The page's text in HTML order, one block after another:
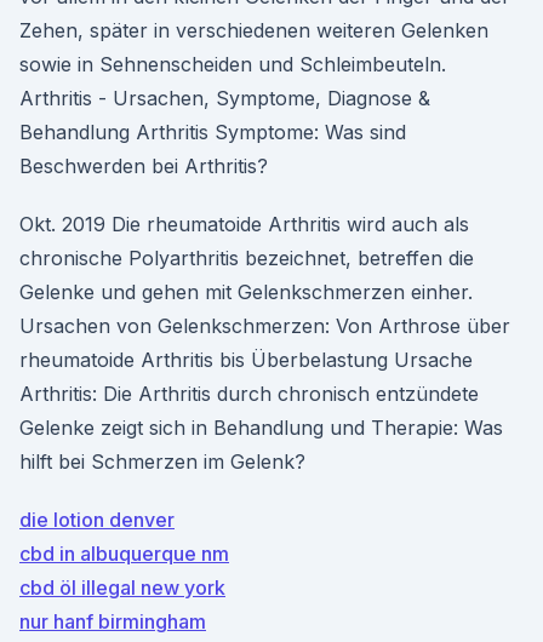
Zehen, später in verschiedenen weiteren Gelenken
sowie in Sehnenscheiden und Schleimbeuteln.
Arthritis - Ursachen, Symptome, Diagnose &
Behandlung Arthritis Symptome: Was sind
Beschwerden bei Arthritis?
Okt. 2019 Die rheumatoide Arthritis wird auch als
chronische Polyarthritis bezeichnet, betreffen die
Gelenke und gehen mit Gelenkschmerzen einher.
Ursachen von Gelenkschmerzen: Von Arthrose über
rheumatoide Arthritis bis Überbelastung Ursache
Arthritis: Die Arthritis durch chronisch entzündete
Gelenke zeigt sich in Behandlung und Therapie: Was
hilft bei Schmerzen im Gelenk?
die lotion denver
cbd in albuquerque nm
cbd öl illegal new york
nur hanf birmingham